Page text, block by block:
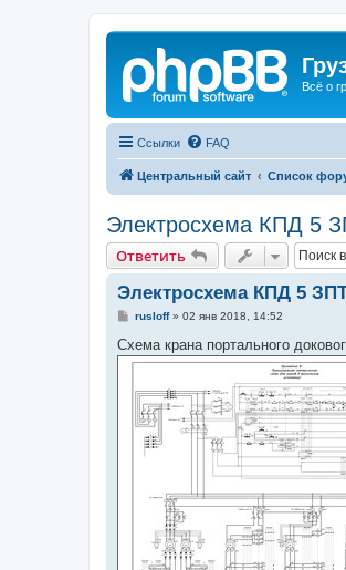
Всё о
Ссылки FAQ
Центральный сайт Список
Электросхема КПД 5
Ответить
Электросхема КПД 5
С
о
б
н
rusloff» 02 янв 2018, 14:52
Схема крана портального